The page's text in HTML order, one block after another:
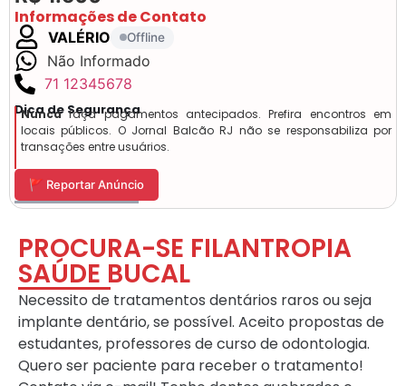
Informações de Contato
VALÉRIO Offline
Não Informado
71 12345678
Dica de Segurança
Nuncafaça pagamentos antecipados. Prefira encontros em
locais públicos. O Jornal Balcão RJ não se responsabiliza por
transações entre usuários.
🚩 Reportar Anúncio
PROCURA-SE FILANTROPIA
SAÚDE BUCAL
Necessito de tratamentos dentários raros ou seja
implante dentário, se possível. Aceito propostas de
estudantes, professores de curso de odontologia.
Quero ser paciente para receber o tratamento!